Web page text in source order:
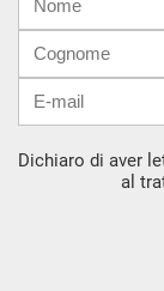
mail
Dichiaro di aver
al